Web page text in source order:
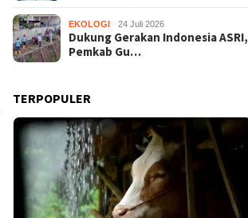
EKOLOGI 24 Juli 2026
Dukung Gerakan Indonesia ASRI,
Pemkab Gu…
TERPOPULER